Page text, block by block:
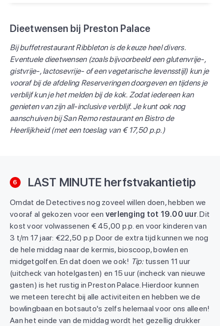
Dieetwensen bij Preston Palace
Bij buffetrestaurant Ribbleton is de keuze heel divers.
Eventuele dieetwensen (zoals bijvoorbeeld een glutenvrije-,
gistvrije-, lactosevrije- of een vegetarische levensstijl) kun je
vooraf bij de afdeling Reserveringen doorgeven en tijdens je
verblijf kun je het melden bij de kok. Zodat iedereen kan
genieten van zijn all-inclusive verblijf. Je kunt ook nog
aanschuiven bij San Remo restaurant en Bistro de
Heerlijkheid (met een toeslag van € 17,50 p.p.)
6 LAST MINUTE herfstvakantietip
Omdat de Detectives nog zoveel willen doen, hebben we
vooraf al gekozen voor een verlenging tot 19.00 uur. Dit
kost voor volwassenen € 45,00 p.p. en voor kinderen van
3 t/m 17 jaar: €22,50 p.p Door de extra tijd kunnen we nog
de hele middag naar de kermis, bioscoop, bowlen en
midgetgolfen. En dat doen we ook! Tip:tussen 11 uur
(uitcheck van hotelgasten) en 15 uur (incheck van nieuwe
gasten) is het rustig in Preston Palace. Hierdoor kunnen
we meteen terecht bij alle activiteiten en hebben we de
bowlingbaan en botsauto's zelfs helemaal voor ons alleen!
Aan het einde van de middag wordt het gezellig drukker